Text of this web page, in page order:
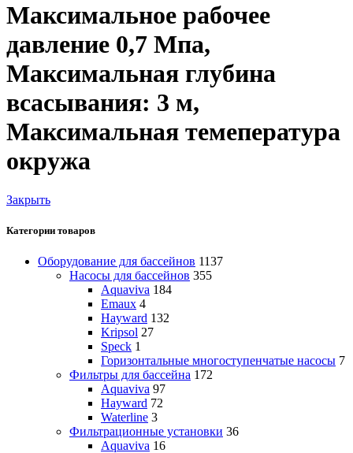
Максимальное рабочее
давление 0,7 Мпа,
Максимальная глубина
всасывания: 3 м,
Максимальная темепература
окружа
Закрыть
Категории товаров
Оборудование для бассейнов 1137
Насосы для бассейнов 355
Aquaviva 184
Emaux 4
Hayward 132
Kripsol 27
Speck 1
Горизонтальные многоступенчатые насосы 7
Фильтры для бассейна 172
Aquaviva 97
Hayward 72
Waterline 3
Фильтрационные установки 36
Aquaviva 16